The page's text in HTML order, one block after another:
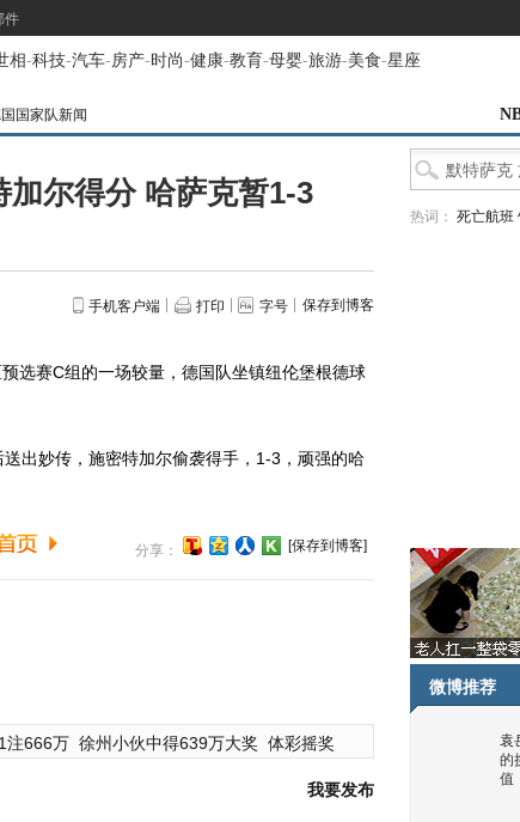
件
相-科技-汽车-房产-时尚-健康-教育-母婴-旅游-美食-星座
国家队新闻
尔得分 哈萨克暂1-3
手机客户端 打印 字号 保存到博客
赛C组的一场较量，德国队坐镇纽伦堡根德球
妙传，施密特加尔偷袭得手，1-3，顽强的哈
分享： [保存到博客]
注666万 徐州小伙中得639万大奖 体彩摇奖
我要发布
热词： 死亡航班
微博推荐
袁
的
值